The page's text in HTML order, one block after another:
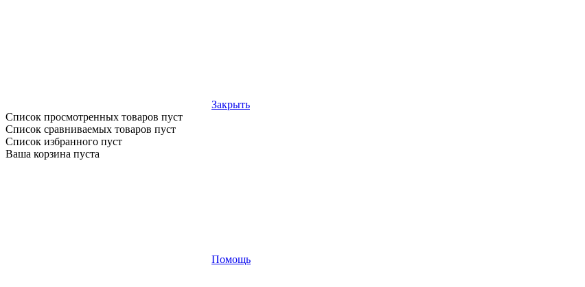
Закрыть
Список просмотренных товаров пуст
Список сравниваемых товаров пуст
Список избранного пуст
Ваша корзина пуста
Помощь